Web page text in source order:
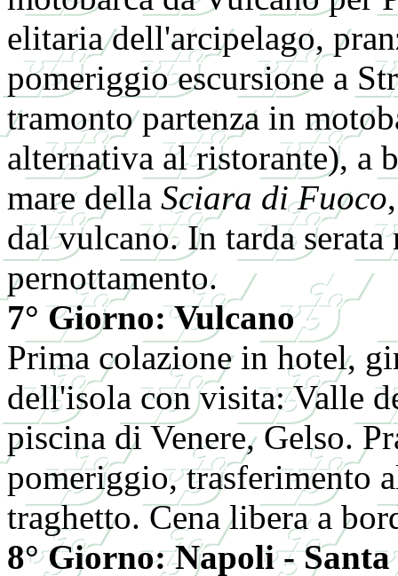
elitaria dell'arcipelago,
pomeriggio escursione a
tramonto partenza in
alternativa al ristorante), a
mare della Sciara di Fuoco
dal vulcano. In tarda
pernottamento.
7° Giorno: Vulcano
Prima colazione in hotel,
dell'isola con visita: Valle
piscina di Venere, Gelso.
pomeriggio, trasferimento
traghetto. Cena libera a
8° Giorno: Napoli -